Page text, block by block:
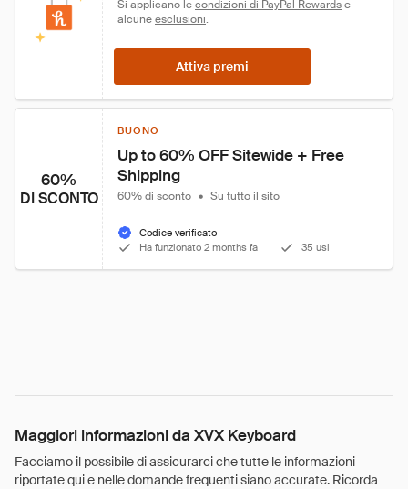
Si applicano le condizioni di PayPal Rewards e
alcune esclusioni.
Attiva premi
60%
DI SCONTO
BUONO
Up to 60% OFF Sitewide + Free
Shipping
60% di sconto • Su tutto il sito
Codice verificato
Ha funzionato 2 months fa
35 usi
Maggiori informazioni da XVX Keyboard
Facciamo il possibile di assicurarci che tutte le informazioni
riportate qui e nelle domande frequenti siano accurate. Ricorda